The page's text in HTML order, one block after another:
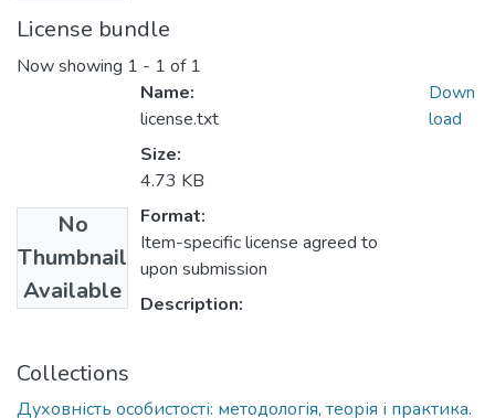
License bundle
Now showing 1 - 1 of 1
No
Thumbnail
Available
Name:
license.txt
Size:
4.73 KB
Format:
Item-specific license agreed to
upon submission
Description:
Down
load
Collections
Духовність особистості: методологія, теорія і практика.